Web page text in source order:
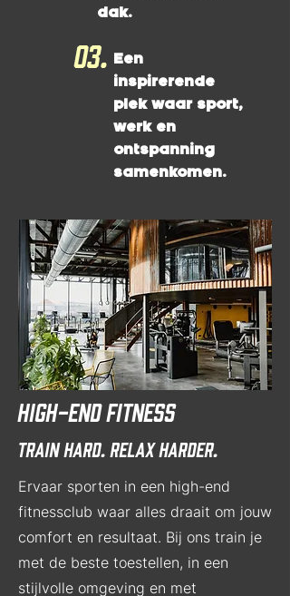
dak.
03.
Een
inspirerende
plek waar sport,
werk en
ontspanning
samenkomen.
HIGH-END fitness
Train hard. relax harder.
Ervaar sporten in een high-end
fitnessclub waar alles draait om jouw
comfort en resultaat. Bij ons train je
met de beste toestellen, in een
stijlvolle omgeving en met